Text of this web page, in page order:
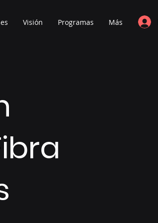
Visión Programas Más